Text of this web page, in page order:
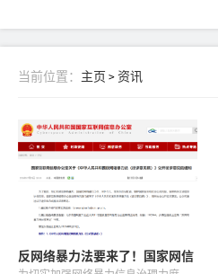
当前位置： 主页 >资讯
反网络暴力法要来了！国家网信
办公开征求意见